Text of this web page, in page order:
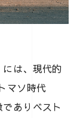
は、現代的
マソ時代
ありベスト